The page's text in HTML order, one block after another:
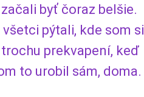
byť čoraz belšie.
pýtali, kde som si
prekvapení, keď
to urobil sám, doma.